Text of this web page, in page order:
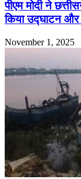
पीएम मोदी ने
किया उद्घाटन और
November 1, 2025